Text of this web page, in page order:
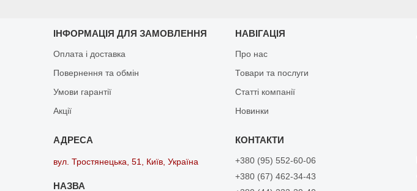
ІНФОРМАЦІЯ ДЛЯ ЗАМОВЛЕННЯ
Оплата і доставка
Повернення та обмін
Умови гарантії
Акції
НАВІГАЦІЯ
Про нас
Товари та послуги
Статті компанії
Новинки
вул. Тростянецька, 51, Київ, Україна
+380 (95) 552-60-06
+380 (67) 462-34-43